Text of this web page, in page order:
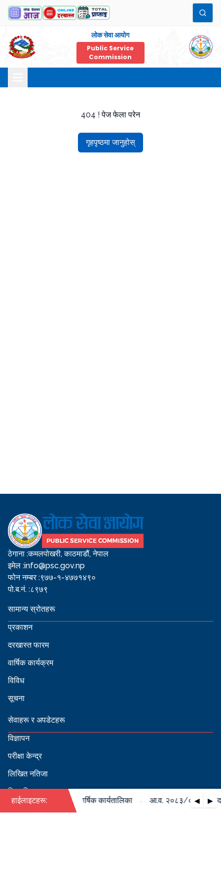
लोक सेवा आयोग
Public Service
Commission
404 ! पेज फेला परेन
गृहपृष्ठमा जानुहोस्
ठेगाना :कमलपोखरी, काठमाडौं, नेपाल
इमेल :info@psc.gov.np
फोन नम्बर :९७७-१-४७७१४९०
पो.ब.नं. :८९७९
सामान्य स्रोतहरू
प्रकाशन
दरखास्त फारम
वार्षिक कार्यक्रम
विविध
सूचना
सेवाहरू र अपडेटहरू
विज्ञापन
परीक्षा केन्द्र
लिखित नतिजा
सिफारिस
हाईलाइटहरू: ◀ ▶
को पदपूर्ति सम्बन्धी वार्षिक कार्यतालिका आ.व. २०८३/०८४ को